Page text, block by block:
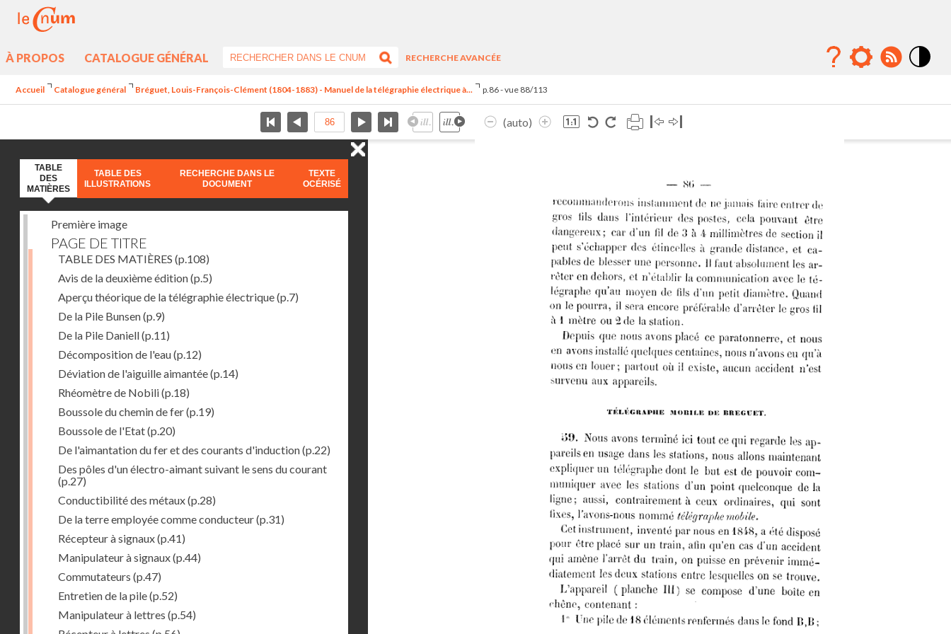
À PROPOS CATALOGUE GÉNÉRAL
RECHERCHE AVANCÉE
Accueil Catalogue général Bréguet, Louis-François-Clément (1804-1883) - Manuel de la télégraphie électrique à... p.86 - vue 88/113
(auto)
TABLE
DES
MATIÈRES
TABLE DES
ILLUSTRATIONS
RECHERCHE DANS LE
DOCUMENT
TEXTE
OCÉRISÉ
Première image
PAGE DE TITRE
TABLE DES MATIÈRES (p.108)
Avis de la deuxième édition(p.5)
Aperçu théorique de la télégraphie électrique(p.7)
De la Pile Bunsen(p.9)
De la Pile Daniell(p.11)
Décomposition de l'eau(p.12)
Déviation de l'aiguille aimantée(p.14)
Rhéomètre de Nobili(p.18)
Boussole du chemin de fer(p.19)
Boussole de l'Etat(p.20)
De l'aimantation du fer et des courants d'induction(p.22)
Des pôles d'un électro-aimant suivant le sens du courant
(p.27)
Conductibilité des métaux(p.28)
De la terre employée comme conducteur(p.31)
Récepteur à signaux(p.41)
Manipulateur à signaux(p.44)
Commutateurs (p.47)
Entretien de la pile(p.52)
Manipulateur à lettres (p.54)